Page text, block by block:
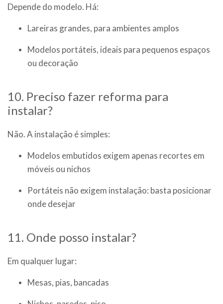
Depende do modelo. Há:
Lareiras grandes, para ambientes amplos
Modelos portáteis, ideais para pequenos espaços
ou decoração
10. Preciso fazer reforma para
instalar?
Não. A instalação é simples:
Modelos embutidos exigem apenas recortes em
móveis ou nichos
Portáteis não exigem instalação: basta posicionar
onde desejar
11. Onde posso instalar?
Em qualquer lugar:
Mesas, pias, bancadas